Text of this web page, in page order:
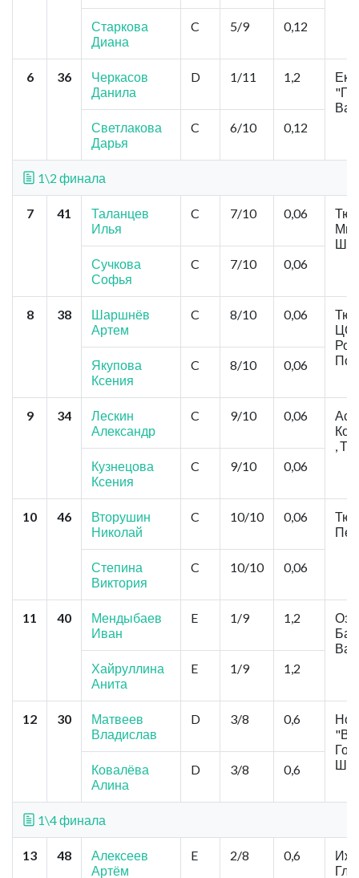
Старкова
Диана
C 5/9 0,12
6 36
Черкасов
Данила
D 1/11 1,2
Светлакова
Дарья
C 6/10 0,12
1\2 финала
7 41
Таланцев
Илья
C 7/10 0,06
Сучкова
Софья
C 7/10 0,06
8 38
Шаршнёв
Артем
C 8/10 0,06
Якупова
Ксения
C 8/10 0,06
9 34
Лескин
Александр
C 9/10 0,06
,
Кузнецова
Ксения
C 9/10 0,06
10 46
Вторушин
Николай
C 10/10 0,06
Степина
Виктория
C 10/10 0,06
11 40
Мендыбаев
Иван
E 1/9 1,2
Хайруллина
Анита
E 1/9 1,2
12 30
Матвеев
Владислав
D 3/8 0,6
Ковалёва
Алина
D 3/8 0,6
1\4 финала
13 48
Алексеев
Артём
E 2/8 0,6